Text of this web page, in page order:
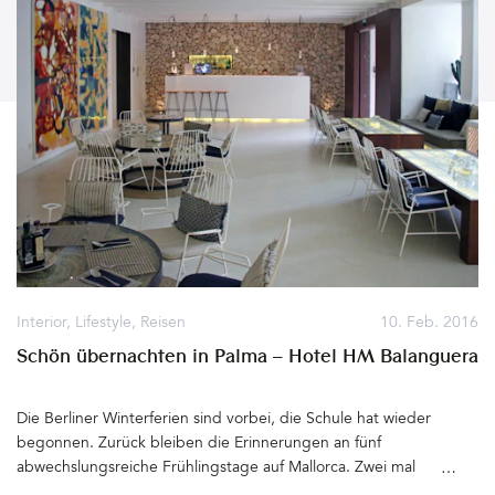
10. Feb. 2016
Interior, Lifestyle, Reisen
Schön übernachten in Palma – Hotel HM Balanguera
Die Berliner Winterferien sind vorbei, die Schule hat wieder
begonnen. Zurück bleiben die Erinnerungen an fünf
abwechslungsreiche Frühlingstage auf Mallorca. Zwei mal